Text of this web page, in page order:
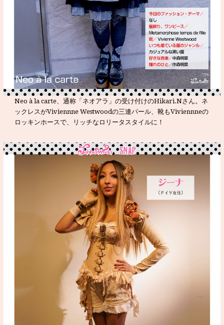
Neo à la carte、通称「ネオアラ」の受け付けのHikari.Nさん。ネ
ックレスがViviennne Westwoodの三連パール、靴もViviennneの
ロッキンホースで、リッチなロリータスタイルに！